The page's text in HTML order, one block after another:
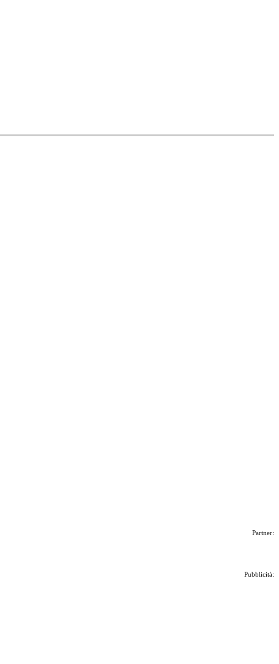
Partner:
Pubblicità: